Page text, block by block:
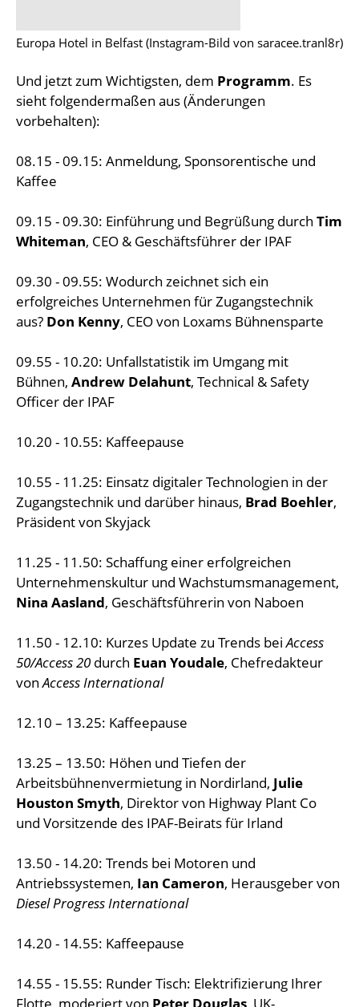
Europa Hotel in Belfast (Instagram-Bild von saracee.tranl8r)
Und jetzt zum Wichtigsten, dem Programm. Es
sieht folgendermaßen aus (Änderungen
vorbehalten):
08.15 - 09.15: Anmeldung, Sponsorentische und
Kaffee
09.15 - 09.30: Einführung und Begrüßung durch Tim
Whiteman, CEO & Geschäftsführer der IPAF
09.30 - 09.55: Wodurch zeichnet sich ein
erfolgreiches Unternehmen für Zugangstechnik
aus? Don Kenny, CEO von Loxams Bühnensparte
09.55 - 10.20: Unfallstatistik im Umgang mit
Bühnen, Andrew Delahunt, Technical & Safety
Officer der IPAF
10.20 - 10.55: Kaffeepause
10.55 - 11.25: Einsatz digitaler Technologien in der
Zugangstechnik und darüber hinaus, Brad Boehler,
Präsident von Skyjack
11.25 - 11.50: Schaffung einer erfolgreichen
Unternehmenskultur und Wachstumsmanagement,
Nina Aasland, Geschäftsführerin von Naboen
11.50 - 12.10: Kurzes Update zu Trends beiAccess
50/Access 20 durch Euan Youdale, Chefredakteur
vonAccess International
12.10 – 13.25: Kaffeepause
13.25 – 13.50: Höhen und Tiefen der
Arbeitsbühnenvermietung in Nordirland, Julie
Houston Smyth, Direktor von Highway Plant Co
und Vorsitzende des IPAF-Beirats für Irland
13.50 - 14.20: Trends bei Motoren und
Antriebssystemen, Ian Cameron, Herausgeber von
Diesel Progress International
14.20 - 14.55: Kaffeepause
14.55 - 15.55: Runder Tisch: Elektrifizierung Ihrer
Flotte, moderiert von Peter Douglas , UK-